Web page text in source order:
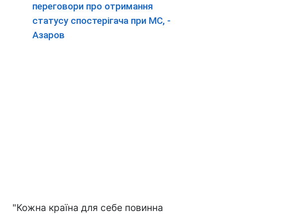
переговори про отримання
статусу спостерігача при МС, -
Азаров
"Кожна країна для себе повинна